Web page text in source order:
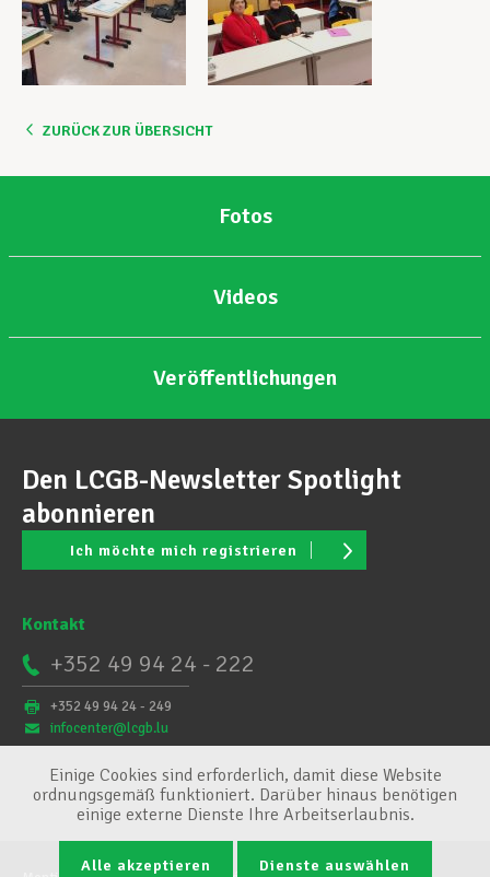
ZURÜCK ZUR ÜBERSICHT
Fotos
Videos
Veröffentlichungen
Den LCGB-Newsletter Spotlight
abonnieren
Ich möchte mich registrieren
Kontakt
+352 49 94 24 - 222
+352 49 94 24 - 249
infocenter@lcgb.lu
Einige Cookies sind erforderlich, damit diese Website
ordnungsgemäß funktioniert. Darüber hinaus benötigen
einige externe Dienste Ihre Arbeitserlaubnis.
Alle akzeptieren Dienste auswählen